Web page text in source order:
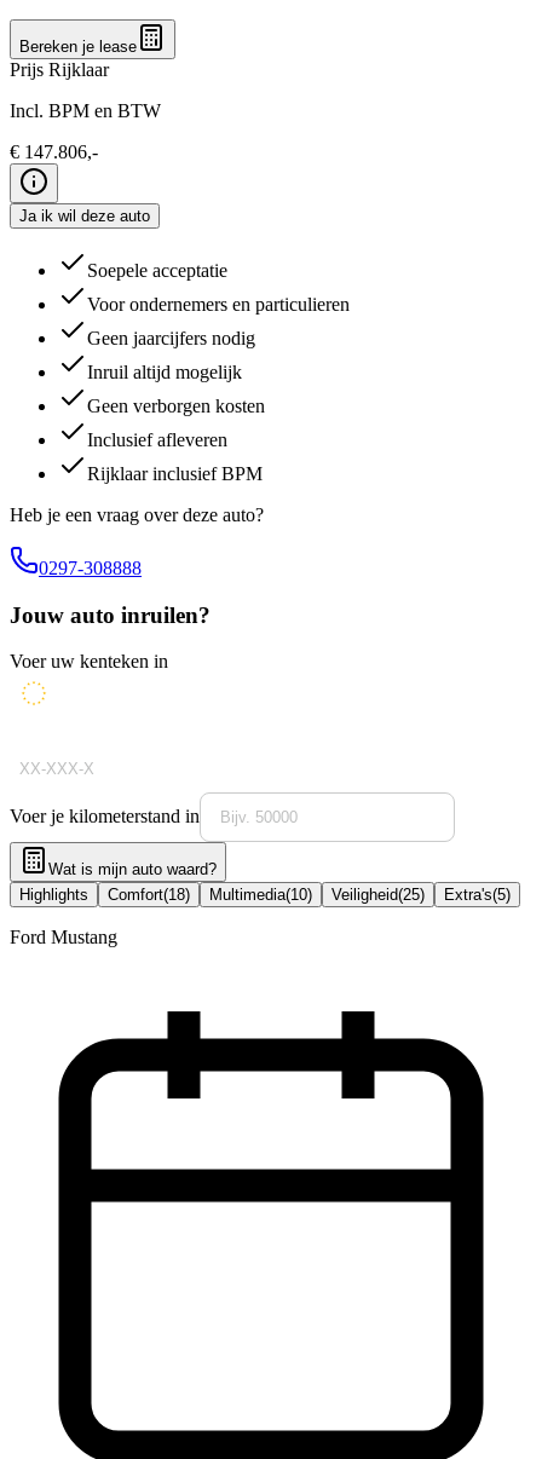
Bereken je lease
Prijs Rijklaar
Incl. BPM en BTW
€ 147.806,-
Ja ik wil deze auto
Soepele acceptatie
Voor ondernemers en particulieren
Geen jaarcijfers nodig
Inruil altijd mogelijk
Geen verborgen kosten
Inclusief afleveren
Rijklaar inclusief BPM
Heb je een vraag over deze auto?
0297-308888
Jouw auto inruilen?
Voer uw kenteken in
Voer je kilometerstand in
Wat is mijn auto waard?
Highlights
Comfort(18) Multimedia(10) Veiligheid(25) Extra's(5)
Ford Mustang